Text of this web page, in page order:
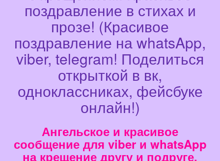
поздравление в стихах и
прозе! (Красивое
поздравление на whatsApp,
viber, telegram! Поделиться
открыткой в вк,
одноклассниках, фейсбуке
онлайн!)
Ангельское и красивое
сообщение для viber и whatsApp
на крещение другу и подруге,